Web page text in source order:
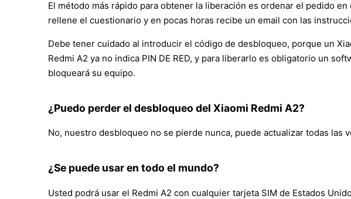
El método más rápido para obtener la liberación es ordenar el pedido
rellene el cuestionario y en pocas horas recibe un email con las
Debe tener cuidado al introducir el código de desbloqueo, porque un
Redmi A2 ya no indica PIN DE RED, y para liberarlo es obligatorio un
bloqueará su equipo.
¿Puedo perder el desbloqueo del Xiaomi Redmi A2?
No, nuestro desbloqueo no se pierde nunca, puede actualizar todas
¿Se puede usar en todo el mundo?
Usted podrá usar el Redmi A2 con cualquier tarjeta SIM de Estados